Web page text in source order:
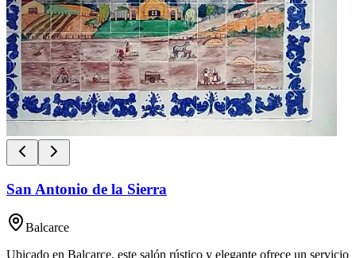
San Antonio de la Sierra
Balcarce
Ubicado en Balcarce, este salón rústico y elegante ofrece un servicio